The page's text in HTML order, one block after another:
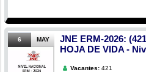
6 MAY
JNE ERM-2026:
HOJA DE VIDA -
Vacantes: 421